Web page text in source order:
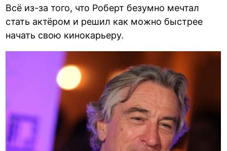
Всё из-за того, что Роберт безумно мечтал
стать актёром и решил как можно быстрее
начать свою кинокарьеру.